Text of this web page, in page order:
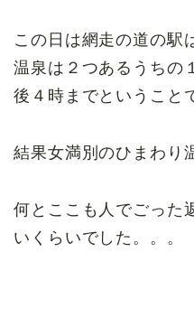
この日は網走の道の駅
温泉は２つあるうちの
後４時までということ
結果女満別のひまわり
何とここも人でごった
いくらいでした。。。